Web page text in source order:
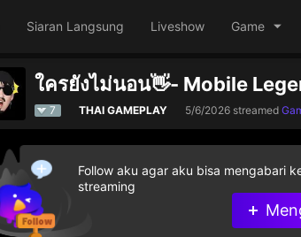
Siaran Langsung Liveshow Game
ใครยังไม่นอน👋- Mobile
7 THAI GAMEPLAY 5/6/2026 streamed
Follow aku agar aku bisa mengabari
streaming